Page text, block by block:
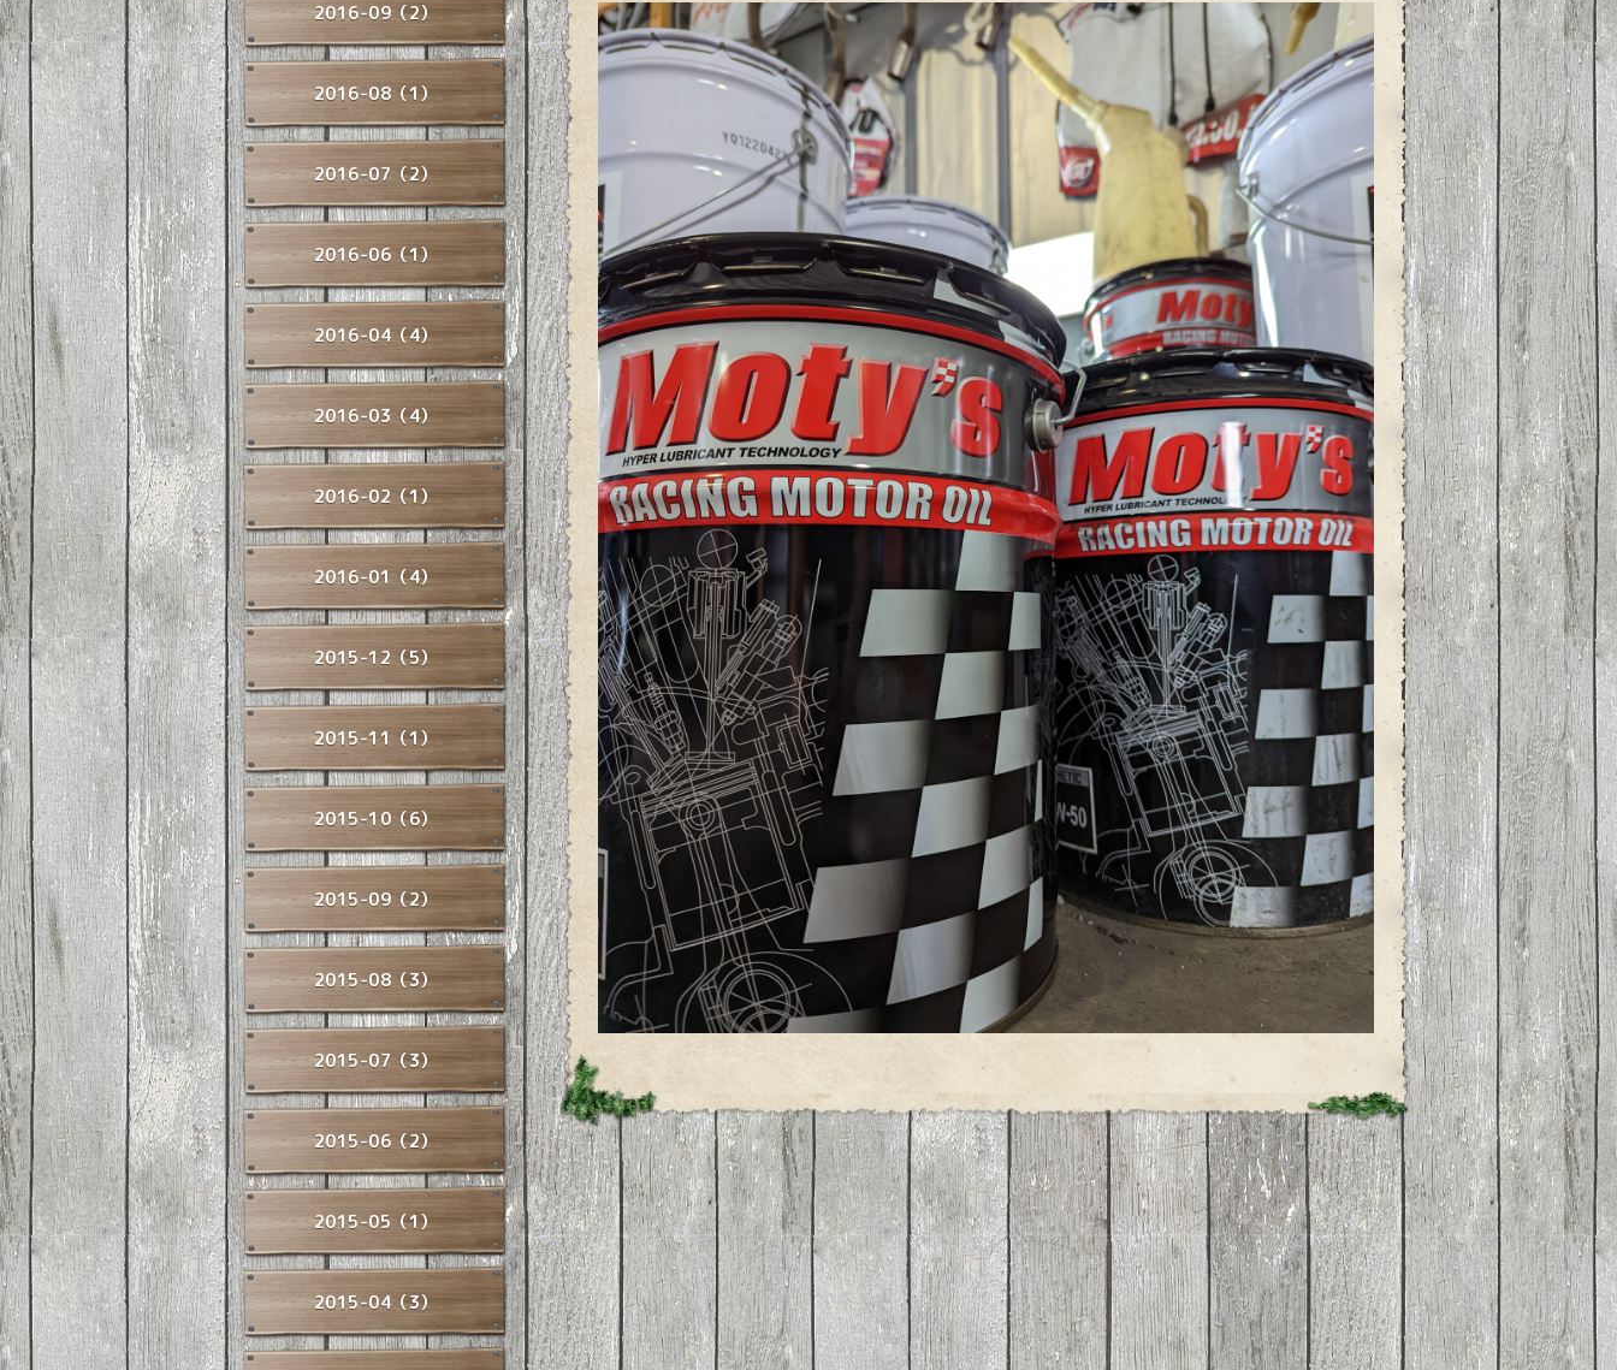
2016-09（2）
2016-08（1）
2016-07（2）
2016-06（1）
2016-04（4）
2016-03（4）
2016-02（1）
2016-01（4）
2015-12（5）
2015-11（1）
2015-10（6）
2015-09（2）
2015-08（3）
2015-07（3）
2015-06（2）
2015-05（1）
2015-04（3）